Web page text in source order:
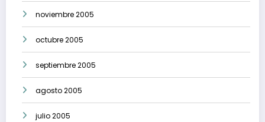
noviembre 2005
octubre 2005
septiembre 2005
agosto 2005
julio 2005